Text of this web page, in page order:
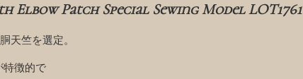
Elbow Patch Special Sewing Model LOT1761
天竺を選定。
特徴的で